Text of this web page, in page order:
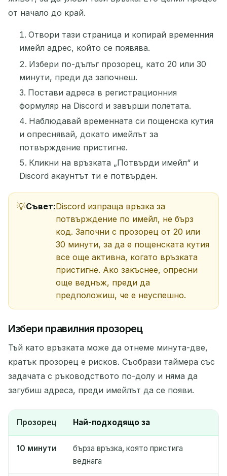
от начало до край.
Отвори тази страница и копирай временния
имейл адрес, който се появява.
Избери по-дълъг прозорец, като 20 или 30
минути, преди да започнеш.
Постави адреса в регистрационния
формуляр на Discord и завърши полетата.
Наблюдавай временната си пощенска кутия
и опреснявай, докато имейлът за
потвърждение пристигне.
Кликни на връзката „Потвърди имейл“ и
Discord акаунтът ти е потвърден.
Съвет:Discord изпраща връзка за
потвърждение по имейл, не бърз
код. Започни с прозорец от 20 или
30 минути, за да е пощенската кутия
все още активна, когато връзката
пристигне. Ако закъснее, опресни
още веднъж, преди да
предположиш, че е неуспешно.
Избери правилния прозорец
Тъй като връзката може да отнеме минута-две,
кратък прозорец е рисков. Съобрази таймера със
задачата с ръководството по-долу и няма да
загубиш адреса, преди имейлът да се появи.
Прозорец Най-подходящо за
10 минути
бърза връзка, която пристига
веднага